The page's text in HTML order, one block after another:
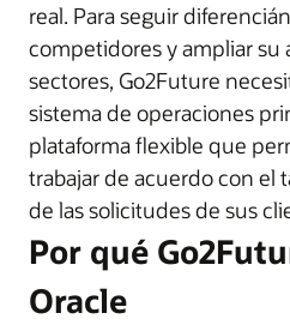
real. Para seguir
competidores y ampliar su
sectores, Go2Future
sistema de operaciones
plataforma flexible que
trabajar de acuerdo con el
de las solicitudes de sus
Por qué
Oracle